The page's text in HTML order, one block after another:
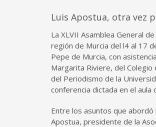
Luis Apostua, otra vez
La XLVII Asamblea General
región de Murcia del l4 al 17
Pepe de Murcia, con
Margarita Riviere, del
del Periodismo de la
conferencia dictada en el aula
Entre los asuntos que
Apostua, presidente de la